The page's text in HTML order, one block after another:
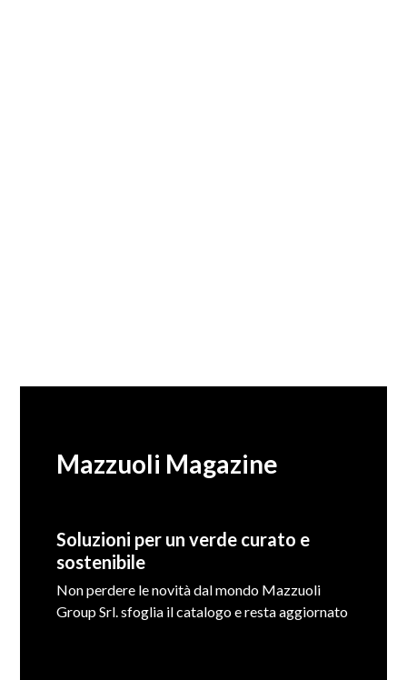
Mazzuoli Magazine
Soluzioni per un verde curato e
sostenibile
Non perdere le novità dal mondo Mazzuoli
Group Srl. sfoglia il catalogo e resta aggiornato